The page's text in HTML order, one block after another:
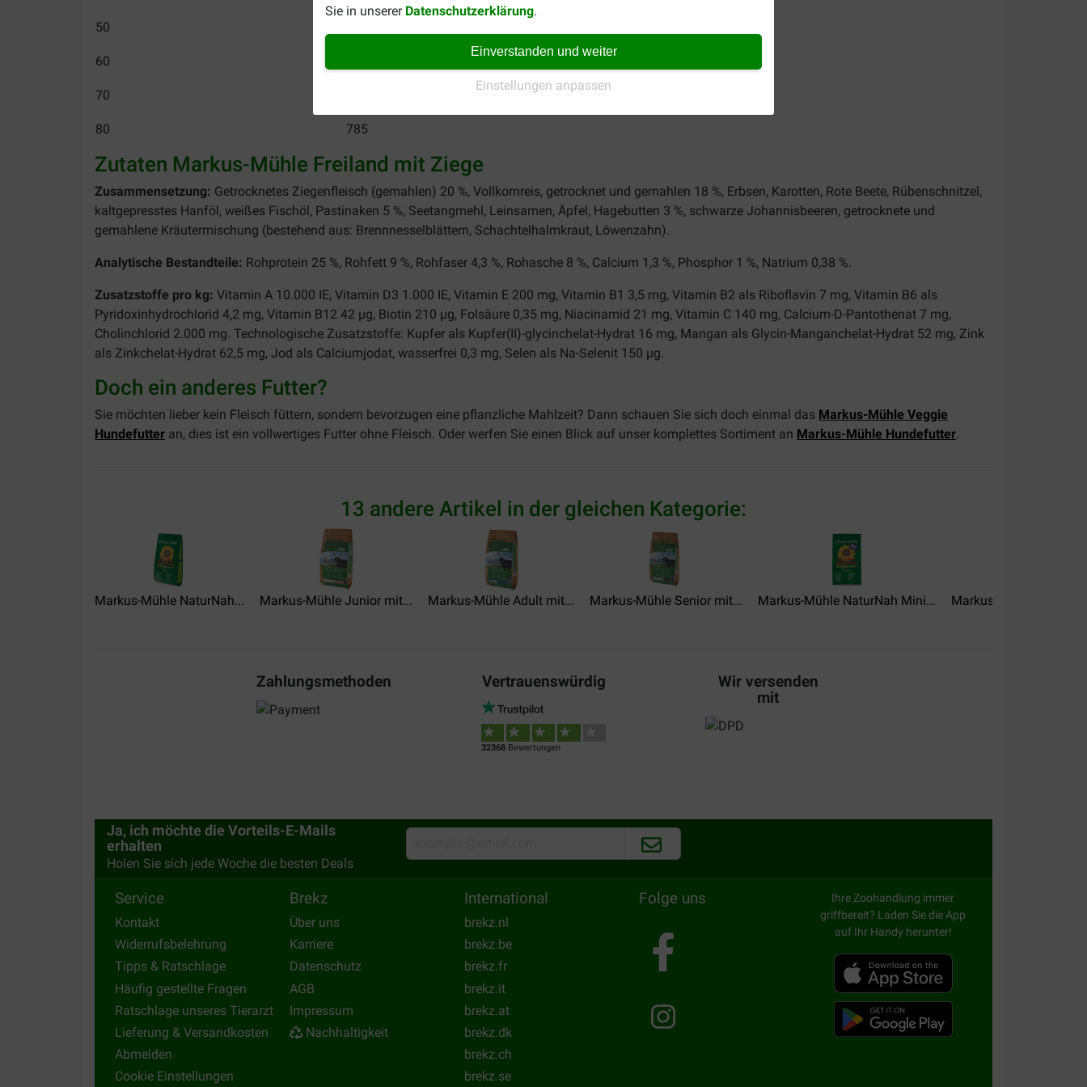
Sie in unserer Datenschutzerklärung.
Einverstanden und weiter
Einstellungen anpassen
50
60
70
80 785
Zutaten Markus-Mühle Freiland mit Ziege
Zusammensetzung: Getrocknetes Ziegenfleisch (gemahlen) 20 %, Vollkornreis, getrocknet und gemahlen 18 %, Erbsen, Karotten, Rote Beete, Rübenschnitzel,
kaltgepresstes Hanföl, weißes Fischöl, Pastinaken 5 %, Seetangmehl, Leinsamen, Äpfel, Hagebutten 3 %, schwarze Johannisbeeren, getrocknete und
gemahlene Kräutermischung (bestehend aus: Brennnesselblättern, Schachtelhalmkraut, Löwenzahn).
Analytische Bestandteile: Rohprotein 25 %, Rohfett 9 %, Rohfaser 4,3 %, Rohasche 8 %, Calcium 1,3 %, Phosphor 1 %, Natrium 0,38 %.
Zusatzstoffe pro kg: Vitamin A 10.000 IE, Vitamin D3 1.000 IE, Vitamin E 200 mg, Vitamin B1 3,5 mg, Vitamin B2 als Riboflavin 7 mg, Vitamin B6 als
Pyridoxinhydrochlorid 4,2 mg, Vitamin B12 42 µg, Biotin 210 µg, Folsäure 0,35 mg, Niacinamid 21 mg, Vitamin C 140 mg, Calcium-D-Pantothenat 7 mg,
Cholinchlorid 2.000 mg. Technologische Zusatzstoffe: Kupfer als Kupfer(II)-glycinchelat-Hydrat 16 mg, Mangan als Glycin-Manganchelat-Hydrat 52 mg, Zink
als Zinkchelat-Hydrat 62,5 mg, Jod als Calciumjodat, wasserfrei 0,3 mg, Selen als Na-Selenit 150 µg.
Doch ein anderes Futter?
Sie möchten lieber kein Fleisch füttern, sondern bevorzugen eine pflanzliche Mahlzeit? Dann schauen Sie sich doch einmal das Markus-Mühle Veggie
Hundefutter an, dies ist ein vollwertiges Futter ohne Fleisch. Oder werfen Sie einen Blick auf unser komplettes Sortiment an Markus-Mühle Hundefutter.
13 andere Artikel in der gleichen Kategorie:
Markus-Mühle NaturNah... Markus-Mühle Junior mit... Markus-Mühle Adult mit... Markus-Mühle Senior mit... Markus-Mühle NaturNah Mini... Markus-Mühle True
Zahlungsmethoden Vertrauenswürdig
32368Bewertungen
Wir versenden
mit
Ja, ich möchte die Vorteils-E-Mails
erhalten
Holen Sie sich jede Woche die besten Deals
Service
Kontakt
Widerrufsbelehrung
Tipps & Ratschlage
Häufig gestellte Fragen
Ratschlage unseres Tierarzt
Lieferung & Versandkosten
Abmelden
Cookie Einstellungen
Brekz
Über uns
Karriere
Datenschutz
AGB
Impressum
Nachhaltigkeit
International
brekz.nl
brekz.be
brekz.fr
brekz.it
brekz.at
brekz.dk
brekz.ch
brekz.se
Folge uns
Ihre Zoohandlung immer
griffbereit? Laden Sie die App
auf Ihr Handy herunter!